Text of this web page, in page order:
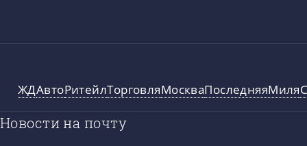
ЖДАвтоРитейлТорговляМоскваПоследняяМиля
Новости на почту